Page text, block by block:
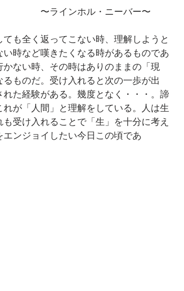
ーバー〜
も全く返ってこない時、理解しようと
時など嘆きたくなる時があるものであ
ない時、その時はありのままの「現
ものだ。受け入れると次の一歩が出
た経験がある。幾度となく・・・。諦
が「人間」と理解をしている。人は生
受け入れることで「生」を十分に考え
ンジョイしたい今日この頃であ